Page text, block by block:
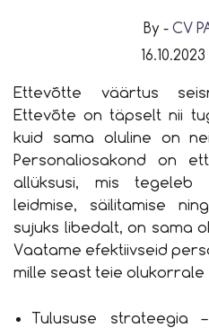
By - CV
Ettevõtte väärtus
Ettevõte on täpselt nii
kuid sama oluline on
Personaliosakond on
allüksusi, mis tegeleb
leidmise, säilitamise
sujuks libedalt, on sama
Vaatame efektiivseid
mille seast teie olukorrale
Tulususe strateegia